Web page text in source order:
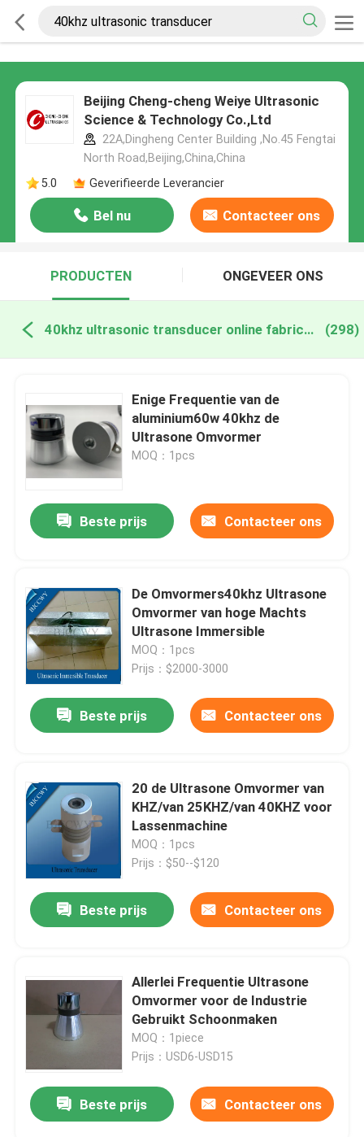
Beijing Cheng-cheng Weiye Ultrasonic
Science & Technology Co.,Ltd
22A,Dingheng Center Building ,No.45 Fengtai
North Road,Beijing,China,China
5.0
Geverifieerde Leverancier
Bel nu Contacteer ons
PRODUCTEN ONGEVEER ONS
40khz ultrasonic transducer online fabricage (298)
Enige Frequentie van de
aluminium60w 40khz de
Ultrasone Omvormer
MOQ：1pcs
Beste prijs Contacteer ons
De Omvormers40khz Ultrasone
Omvormer van hoge Machts
Ultrasone Immersible
MOQ：1pcs
Prijs：$2000-3000
Beste prijs Contacteer ons
20 de Ultrasone Omvormer van
KHZ/van 25KHZ/van 40KHZ voor
Lassenmachine
MOQ：1pcs
Prijs：$50--$120
Beste prijs Contacteer ons
Allerlei Frequentie Ultrasone
Omvormer voor de Industrie
Gebruikt Schoonmaken
MOQ：1piece
Prijs：USD6-USD15
Beste prijs Contacteer ons